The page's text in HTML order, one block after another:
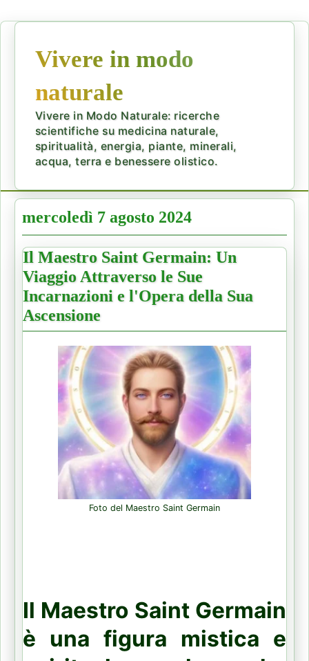
Vivere in modo
naturale
Vivere in Modo Naturale: ricerche
scientifiche su medicina naturale,
spiritualità, energia, piante, minerali,
acqua, terra e benessere olistico.
mercoledì 7 agosto 2024
Il Maestro Saint Germain: Un
Viaggio Attraverso le Sue
Incarnazioni e l'Opera della Sua
Ascensione
Foto del Maestro Saint Germain
Il Maestro Saint Germain
è una figura mistica e